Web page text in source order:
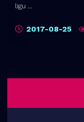
ligu ...
2017-08-25